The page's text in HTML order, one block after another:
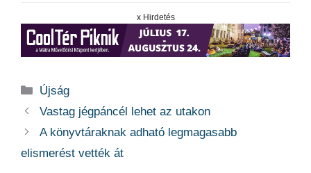
x Hirdetés
Kategória
Újság
Vastag jégpáncél lehet az utakon
A könyvtáraknak adható legmagasabb
elismerést vették át